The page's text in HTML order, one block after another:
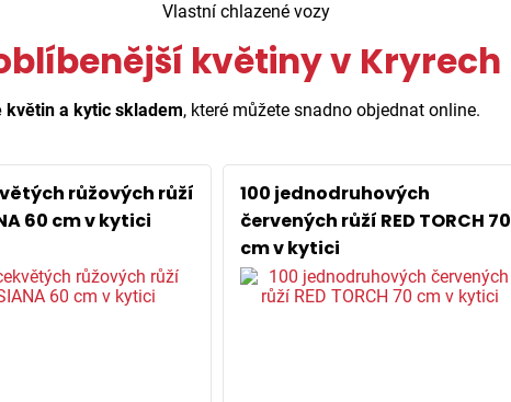
Vlastní chlazené vozy
květiny v Kryrech
květin a kytic skladem, které můžete snadno objednat online.
růžových růží
60 cm v kytici
100 jednodruhových
červených růží RED TORCH 70
cm v kytici